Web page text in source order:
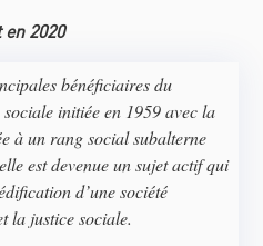
2020
bénéficiaires du
initiée en 1959 avec la
à un rang social subalterne
est devenue un sujet actif qui
d’une société
la justice sociale.